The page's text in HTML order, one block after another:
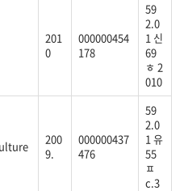
201
0
000000454
178
59
2.0
1 신
69
ㅎ 2
010
200
9.
000000437
476
59
2.0
1 유
55
ㅍ
c.3